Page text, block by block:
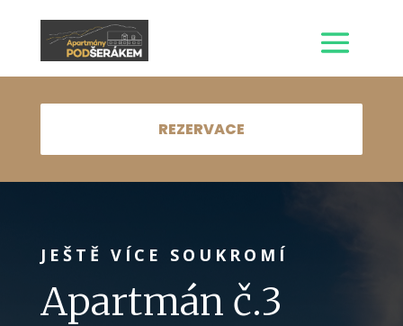
REZERVACE
JEŠTĚ VÍCE SOUKROMÍ
Apartmán č.3